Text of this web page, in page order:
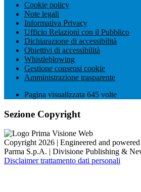
Cookie policy
Note legali
Informativa Privacy
Ufficio Relazioni con il Pubblico
Dichiarazione di accessibilità
Obiettivi di accessibilità
Whistleblowing
Gestione consensi cookie
Amministrazione trasparente
Pagina visualizzata 645 volte
Sezione Copyright
Copyright 2026 | Engineered and
Parma S.p.A. | Divisione Publishing &
Disclaimer trattamento dati personali